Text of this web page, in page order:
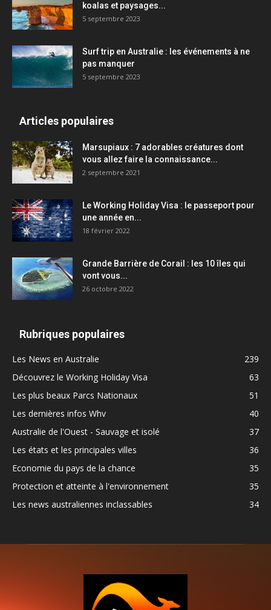
koalas et paysages...
5 septembre 2023
Surf trip en Australie : les événements à ne
pas manquer
5 septembre 2023
Articles populaires
Marsupiaux : 7 adorables créatures dont
vous allez faire la connaissance...
2 septembre 2021
Le Working Holiday Visa : le passeport pour
une année en...
18 février 2022
Grande Barrière de Corail : les 10 îles qui
vont vous...
26 octobre 2022
Rubriques populaires
Les News en Australie
239
Découvrez le Working Holiday Visa
63
Les plus beaux Parcs Nationaux
51
Les dernières infos Whv
40
Australie de l'Ouest - Sauvage et isolé
37
Les états et les principales villes
36
Economie du pays de la chance
35
Protection et atteinte à l'environnement
35
Les news australiennes inclassables
34